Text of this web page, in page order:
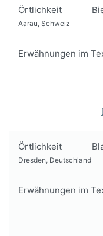
Örtlichkeit
Aarau, Schweiz
Erwähnungen im
Örtlichkeit
Dresden, Deutschland
Erwähnungen im